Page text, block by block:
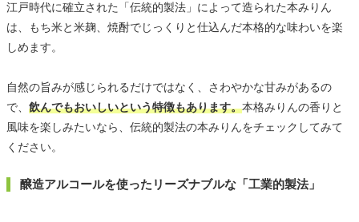
江戸時代に確立された「伝統的製法」によって造られた本みりん
は、もち米と米麹、焼酎でじっくりと仕込んだ本格的な味わいを楽
しめます。
自然の旨みが感じられるだけではなく、さわやかな甘みがあるの
で、 飲んでもおいしいという特徴もあります。本格みりんの香りと
風味を楽しみたいなら、伝統的製法の本みりんをチェックしてみて
ください。
醸造アルコールを使ったリーズナブルな「工業的製法」